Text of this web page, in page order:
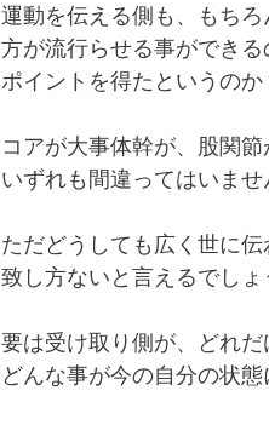
運動を伝える側も、もち
方が流行らせる事ができる
ポイントを得たというのか
コアが大事体幹が、股関節
いずれも間違ってはいませ
ただどうしても広く世に
致し方ないと言えるでしょ
要は受け取り側が、どれだ
どんな事が今の自分の状